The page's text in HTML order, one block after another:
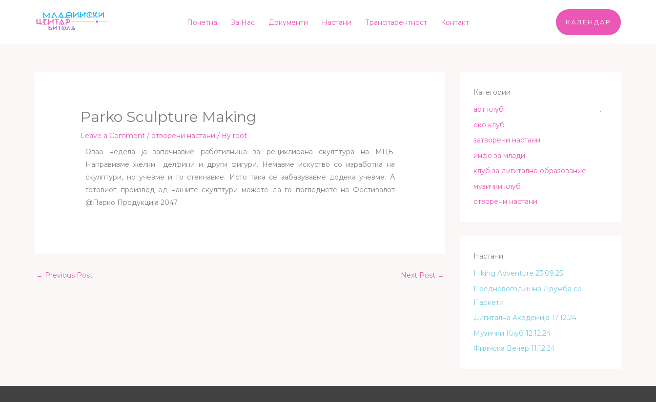
Почетна За Нас Документи Настани Транспарентност Контакт КАЛЕНДАР
Parko Sculpture Making
Leave a Comment / отворени настани / By root
Оваа недела ја започнавме работилница за рециклирана скулптура на МЦБ.
Направивме желки делфини и други фигури. Немавме искуство со изработка на
скулптури, но учевме и го стекнавме. Исто така се забавувавме додека учевме. А
готовиот производ од нашите скулптури можете да го погледнете на Фестивалот
@Парко Продукција 2047.
← Previous Post Next Post →
Категории
арт клуб
еко клуб
затворени настани
инфо за млади
клуб за дигитално образование
музички клуб
отворени настани
.
Настани
Hiking Adventure 23.09.25
Предновогодишна Дружба со
Паркети
Дигитална Акедемија 17.12.24
Музички Клуб 12.12.24
Филмска Вечер 11.12.24